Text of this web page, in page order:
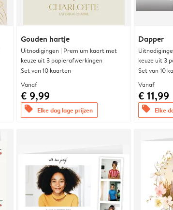
Gouden hartje
Uitnodigingen | Premium kaart met
keuze uit 3 papierafwerkingen
Set van 10 kaarten
Vanaf
€ 9,99
offers Elke dag lage prijzen
Dapper
keuze uit 3
Set van 10
Vanaf
€ 11,99
offers Elke